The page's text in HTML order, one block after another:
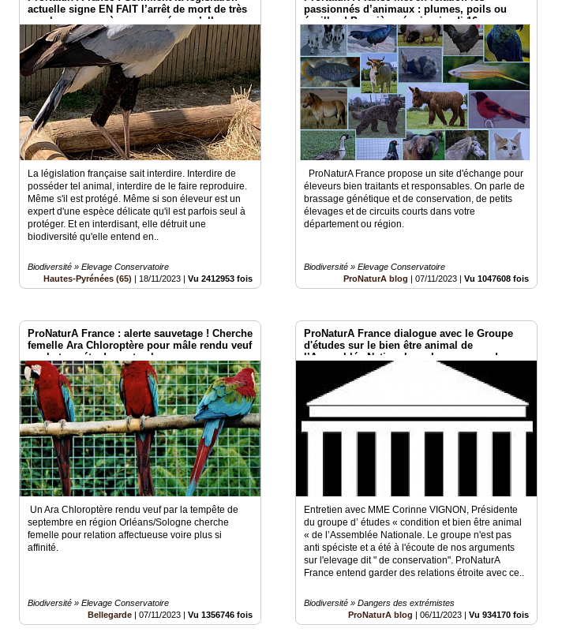
actuelle signe EN FAIT l’arrêt de mort de très
nombreuses espèces menacées qu’elle
prétend sauver.
La législation française sait interdire. Interdire de
posséder tel animal, interdire de le faire reproduire.
Même s'il est protégé. Même si son éleveur est un
expert d'une espèce délicate qu'il est parfois seul à
protéger. Et en interdisant, elle détruit une
biodiversité qu'elle entend en..
Biodiversité » Elevage Conservatoire
Hautes-Pyrénées (65) | 18/11/2023 |Vu 2412953 fois
passionnés d’animaux : plumes, poils ou
écailles ! Première réunion jeudi 16
novembre 20 h en visio .
ProNaturA France propose un site d'échange pour
éleveurs bien traitants et responsables. On parle de
brassage génétique et de conservation, de petits
élevages et de circuits courts dans votre
département ou région.
Biodiversité » Elevage Conservatoire
ProNaturA blog |07/11/2023 |Vu 1047608 fois
ProNaturA France : alerte sauvetage ! Cherche
femelle Ara Chloroptère pour mâle rendu veuf
par la tempéte de septembre.
Un Ara Chloroptère rendu veuf par la tempête de
septembre en région Orléans/Sologne cherche
femelle pour relation affectueuse voire plus si
affinité.
Biodiversité » Elevage Conservatoire
Bellegarde |07/11/2023 |Vu 1356746 fois
ProNaturA France dialogue avec le Groupe
d'études sur le bien être animal de
l’Assemblée Nationale en la personne de sa
Présidente MME VIGNON
Entretien avec MME Corinne VIGNON, Présidente
du groupe d’ études « condition et bien être animal
« de l’Assemblée Nationale. Le groupe n'est pas
anti spéciste et a été à l'écoute de nos arguments
sur l'elevage dit " de conservation". ProNaturA
France entend garder des relations étroite avec ce..
Biodiversité » Dangers des extrémistes
ProNaturA blog |06/11/2023 |Vu 934170 fois